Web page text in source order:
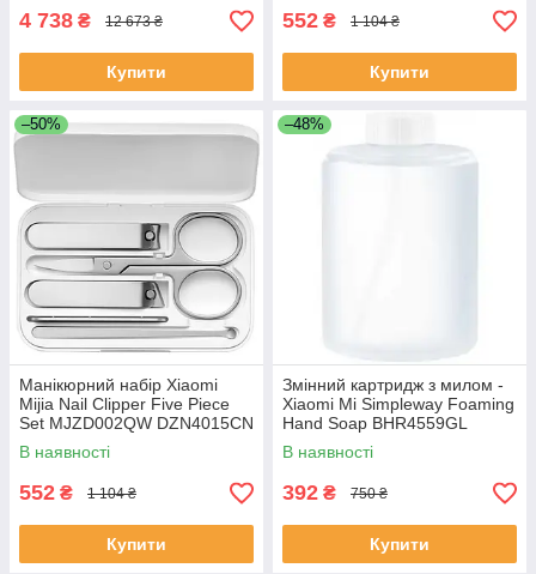
4 738 ₴ 12 673 ₴
Купити
552 ₴ 1 104 ₴
Купити
–50%
Манікюрний набір Xiaomi
Mijia Nail Clipper Five Piece
Set MJZD002QW DZN4015CN
В наявності
552 ₴ 1 104 ₴
Купити
–48%
Змінний картридж з милом -
Xiaomi Mi Simpleway Foaming
Hand Soap BHR4559GL
В наявності
392 ₴ 750 ₴
Купити